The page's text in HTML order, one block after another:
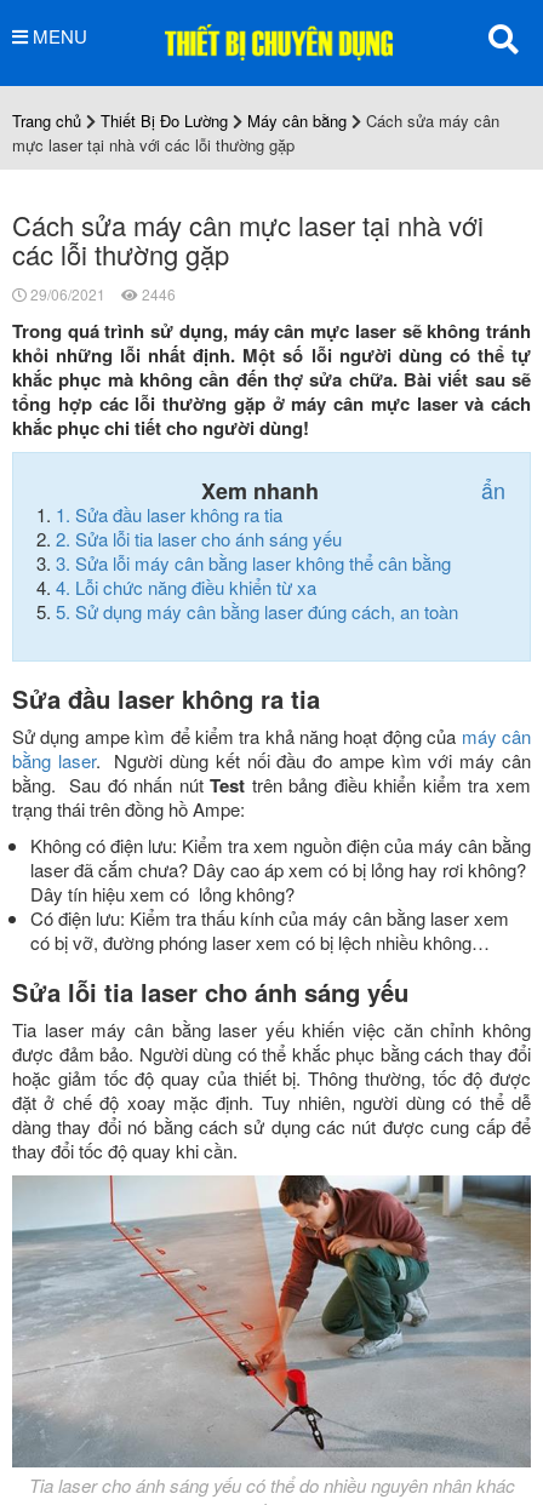
MENU
Trang chủ Thiết Bị Đo Lường Máy cân bằng
Cách sửa máy cân
mực laser tại nhà với các lỗi thường gặp
Cách sửa máy cân mực laser tại nhà với
các lỗi thường gặp
29/06/2021 2446
Trong quá trình sử dụng, máy cân mực laser sẽ không tránh
khỏi những lỗi nhất định. Một số lỗi người dùng có thể tự
khắc phục mà không cần đến thợ sửa chữa. Bài viết sau sẽ
tổng hợp các lỗi thường gặp ở máy cân mực laser và cách
khắc phục chi tiết cho người dùng!
Xem nhanh ẩn
1. Sửa đầu laser không ra tia
2. Sửa lỗi tia laser cho ánh sáng yếu
3. Sửa lỗi máy cân bằng laser không thể cân bằng
4. Lỗi chức năng điều khiển từ xa
5. Sử dụng máy cân bằng laser đúng cách, an toàn
Sửa đầu laser không ra tia
Sử dụng ampe kìm để kiểm tra khả năng hoạt động của máy cân
bằng laser. Người dùng kết nối đầu đo ampe kìm với máy cân
bằng. Sau đó nhấn nútTest trên bảng điều khiển kiểm tra xem
trạng thái trên đồng hồ Ampe:
Không có điện lưu: Kiểm tra xem nguồn điện của máy cân bằng
laser đã cắm chưa? Dây cao áp xem có bị lỏng hay rơi không?
Dây tín hiệu xem có lỏng không?
Có điện lưu: Kiểm tra thấu kính của máy cân bằng laser xem
có bị vỡ, đường phóng laser xem có bị lệch nhiều không…
Sửa lỗi tia laser cho ánh sáng yếu
Tia laser máy cân bằng laser yếu khiến việc căn chỉnh không
được đảm bảo. Người dùng có thể khắc phục bằng cách thay đổi
hoặc giảm tốc độ quay của thiết bị. Thông thường, tốc độ được
đặt ở chế độ xoay mặc định. Tuy nhiên, người dùng có thể dễ
dàng thay đổi nó bằng cách sử dụng các nút được cung cấp để
thay đổi tốc độ quay khi cần.
Tia laser cho ánh sáng yếu có thể do nhiều nguyên nhân khác